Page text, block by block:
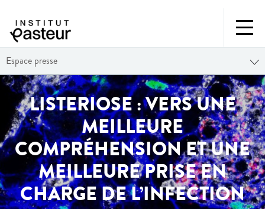
Espace presse
LISTERIOSE : VERS UNE
MEILLEURE
COMPRÉHENSION ET UNE
MEILLEURE PRISE EN
CHARGE DE L’INFECTION